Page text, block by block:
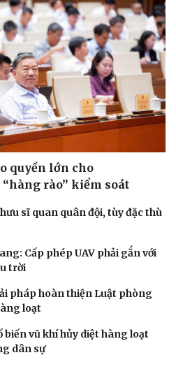
quyền lớn cho
rào” kiểm soát
sĩ quan quân đội, tùy đặc thù
Cấp phép UAV phải gắn với
trời
pháp hoàn thiện Luật phòng
loạt
biến vũ khí hủy diệt hàng loạt
dân sự